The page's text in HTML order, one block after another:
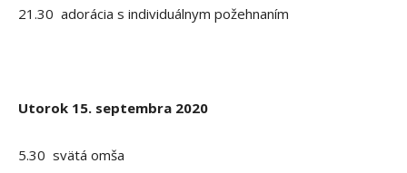
21.30 adorácia s individuálnym požehnaním
Utorok 15. septembra 2020
5.30 svätá omša